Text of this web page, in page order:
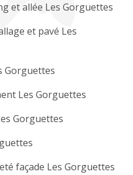
et allée Les Gorguettes
et pavé Les
Gorguettes
Les Gorguettes
Gorguettes
façade Les Gorguettes